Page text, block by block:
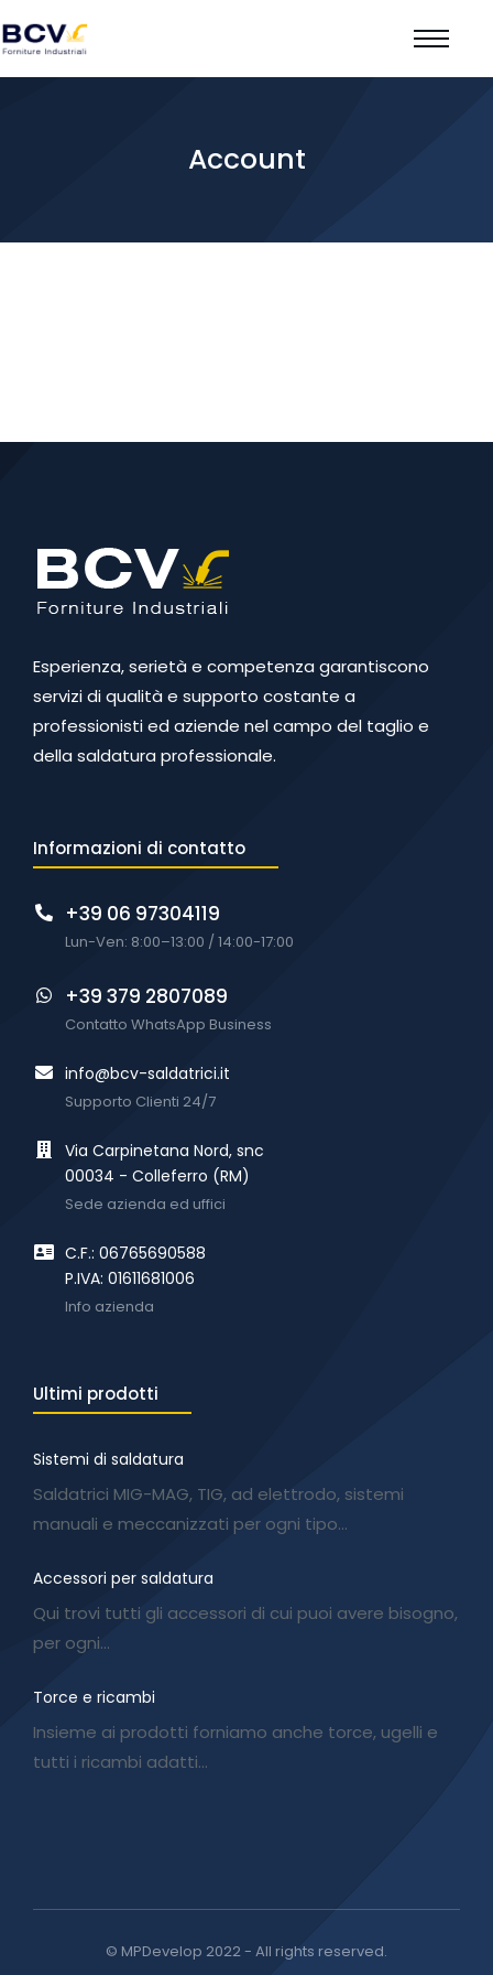
Account
Esperienza, serietà e competenza garantiscono
servizi di qualità e supporto costante a
professionisti ed aziende nel campo del taglio e
della saldatura professionale.
Informazioni di contatto
+39 06 97304119
Lun-Ven: 8:00–13:00 / 14:00-17:00
+39 379 2807089
Contatto WhatsApp Business
info@bcv-saldatrici.it
Supporto Clienti 24/7
Via Carpinetana Nord, snc
00034 - Colleferro (RM)
Sede azienda ed uffici
C.F.: 06765690588
P.IVA: 01611681006
Info azienda
Ultimi prodotti
Sistemi di saldatura
Saldatrici MIG-MAG, TIG, ad elettrodo, sistemi
manuali e meccanizzati per ogni tipo…
Accessori per saldatura
Qui trovi tutti gli accessori di cui puoi avere bisogno,
per ogni…
Torce e ricambi
Insieme ai prodotti forniamo anche torce, ugelli e
tutti i ricambi adatti…
© MPDevelop 2022 - All rights reserved.